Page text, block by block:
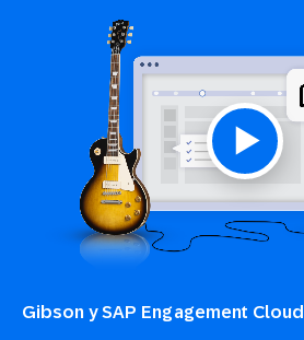
Gibson y SAP Engagement Cloud